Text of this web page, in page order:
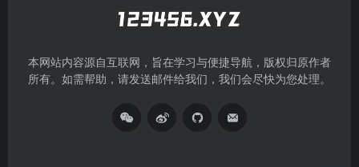
本网站内容源自互联网，旨在学习与便捷导航，版权归原作者
所有。如需帮助，请发送邮件给我们，我们会尽快为您处理。